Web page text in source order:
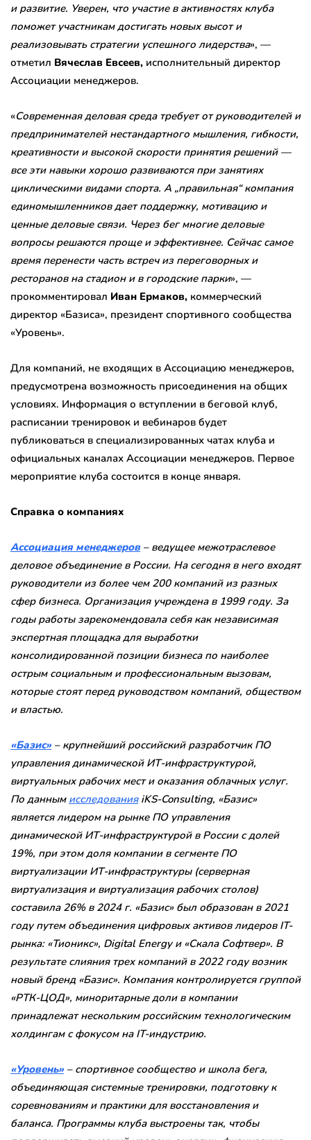
и развитие. Уверен, что участие в активностях клуба
поможет участникам достигать новых высот и
реализовывать стратегии успешного лидерства», —
отметил Вячеслав Евсеев, исполнительный директор
Ассоциации менеджеров.
«Современная деловая среда требует от руководителей и
предпринимателей нестандартного мышления, гибкости,
креативности и высокой скорости принятия решений —
все эти навыки хорошо развиваются при занятиях
циклическими видами спорта. А „правильная“ компания
единомышленников дает поддержку, мотивацию и
ценные деловые связи. Через бег многие деловые
вопросы решаются проще и эффективнее. Сейчас самое
время перенести часть встреч из переговорных и
ресторанов на стадион и в городские парки», —
прокомментировал Иван Ермаков, коммерческий
директор «Базиса», президент спортивного сообщества
«Уровень».
Для компаний, не входящих в Ассоциацию менеджеров,
предусмотрена возможность присоединения на общих
условиях. Информация о вступлении в беговой клуб,
расписании тренировок и вебинаров будет
публиковаться в специализированных чатах клуба и
официальных каналах Ассоциации менеджеров. Первое
мероприятие клуба состоится в конце января.
Справка о компаниях
Ассоциация менеджеров– ведущее межотраслевое
деловое объединение в России. На сегодня в него входят
руководители из более чем 200 компаний из разных
сфер бизнеса. Организация учреждена в 1999 году. За
годы работы зарекомендовала себя как независимая
экспертная площадка для выработки
консолидированной позиции бизнеса по наиболее
острым социальным и профессиональным вызовам,
которые стоят перед руководством компаний, обществом
и властью.
«Базис» – крупнейший российский разработчик ПО
управления динамической ИТ-инфраструктурой,
виртуальных рабочих мест и оказания облачных услуг.
По данным исследованияiKS-Consulting, «Базис»
является лидером на рынке ПО управления
динамической ИТ-инфраструктурой в России с долей
19%, при этом доля компании в сегменте ПО
виртуализации ИТ-инфраструктуры (серверная
виртуализация и виртуализация рабочих столов)
составила 26% в 2024 г. «Базис» был образован в 2021
году путем объединения цифровых активов лидеров IT-
рынка: «Тионикс», Digital Energy и «Скала Софтвер». В
результате слияния трех компаний в 2022 году возник
новый бренд «Базис». Компания контролируется группой
«РТК-ЦОД», миноритарные доли в компании
принадлежат нескольким российским технологическим
холдингам с фокусом на IT-индустрию.
«Уровень» – спортивное сообщество и школа бега,
объединяющая системные тренировки, подготовку к
соревнованиям и практики для восстановления и
баланса. Программы клуба выстроены так, чтобы